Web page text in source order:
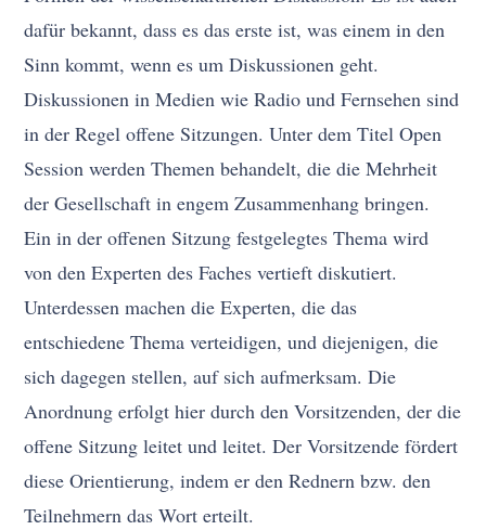
dafür bekannt, dass es das erste ist, was einem in den
Sinn kommt, wenn es um Diskussionen geht.
Diskussionen in Medien wie Radio und Fernsehen sind
in der Regel offene Sitzungen. Unter dem Titel Open
Session werden Themen behandelt, die die Mehrheit
der Gesellschaft in engem Zusammenhang bringen.
Ein in der offenen Sitzung festgelegtes Thema wird
von den Experten des Faches vertieft diskutiert.
Unterdessen machen die Experten, die das
entschiedene Thema verteidigen, und diejenigen, die
sich dagegen stellen, auf sich aufmerksam. Die
Anordnung erfolgt hier durch den Vorsitzenden, der die
offene Sitzung leitet und leitet. Der Vorsitzende fördert
diese Orientierung, indem er den Rednern bzw. den
Teilnehmern das Wort erteilt.